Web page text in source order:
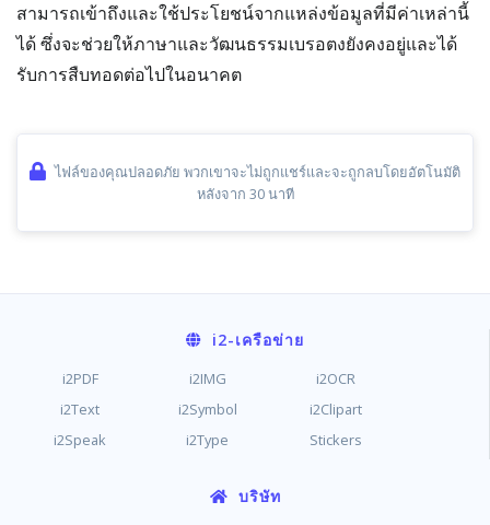
สามารถเข้าถึงและใช้ประโยชน์จากแหล่งข้อมูลที่มีค่าเหล่านี้
ได้ ซึ่งจะช่วยให้ภาษาและวัฒนธรรมเบรอตงยังคงอยู่และได้
รับการสืบทอดต่อไปในอนาคต
ไฟล์ของคุณปลอดภัย พวกเขาจะไม่ถูกแชร์และจะถูกลบโดยอัตโนมัติ
หลังจาก 30 นาที
i2-เครือข่าย
i2PDF i2IMG
i2OCR
i2Text
i2Symbol
i2Clipart
i2Speak
i2Type Stickers
บริษัท